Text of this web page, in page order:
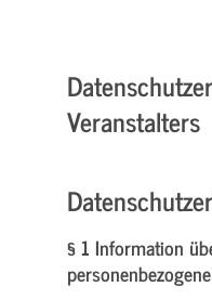
Veranstalters
§ 1 Information